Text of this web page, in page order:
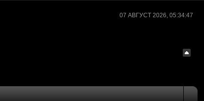
07 АВГУСТ 2026, 05:34:47